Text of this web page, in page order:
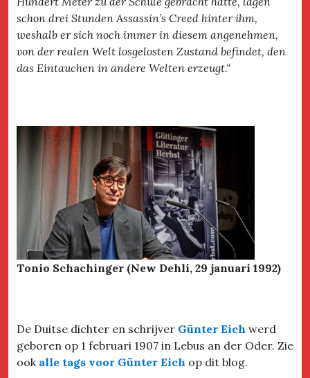
schon drei Stunden Assassin’s Creed hinter ihm,
weshalb er sich noch immer in diesem angenehmen,
von der realen Welt losgelosten Zustand befindet, den
das Eintauchen in andere Welten erzeugt.“
Tonio Schachinger (New Dehli, 29 januari 1992)
De Duitse dichter en schrijver Günter Eich werd
geboren op 1 februari 1907 in Lebus an der Oder. Zie
ook alle tags voor Günter Eich op dit blog.